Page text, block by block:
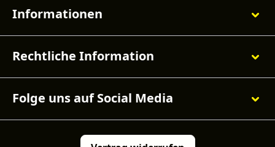
Informationen
Rechtliche Information
Folge uns auf Social Media